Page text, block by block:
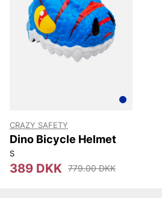
CRAZY SAFETY
Dino Bicycle Helmet
S
389 DKK 779.00 DKK